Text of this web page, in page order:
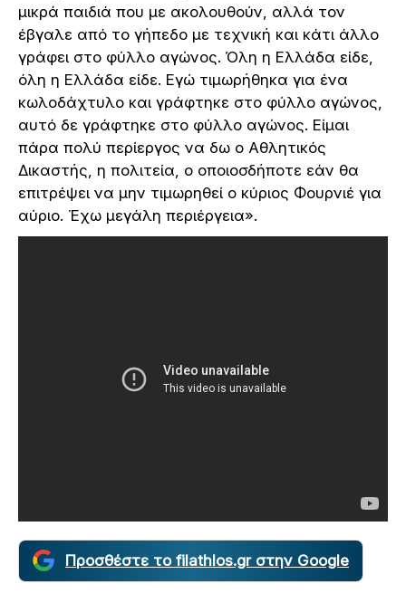
μικρά παιδιά που με ακολουθούν, αλλά τον
έβγαλε από το γήπεδο με τεχνική και κάτι άλλο
γράφει στο φύλλο αγώνος. Όλη η Ελλάδα είδε,
όλη η Ελλάδα είδε. Εγώ τιμωρήθηκα για ένα
κωλοδάχτυλο και γράφτηκε στο φύλλο αγώνος,
αυτό δε γράφτηκε στο φύλλο αγώνος. Είμαι
πάρα πολύ περίεργος να δω ο Αθλητικός
Δικαστής, η πολιτεία, ο οποιοσδήποτε εάν θα
επιτρέψει να μην τιμωρηθεί ο κύριος Φουρνιέ για
αύριο. Έχω μεγάλη περιέργεια».
Προσθέστε το filathlos.gr στην Google